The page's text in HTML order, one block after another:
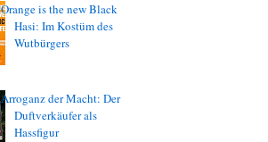
Orange is the new Black
Hasi: Im Kostüm des
Wutbürgers
Arroganz der Macht: Der
Duftverkäufer als
Hassfigur